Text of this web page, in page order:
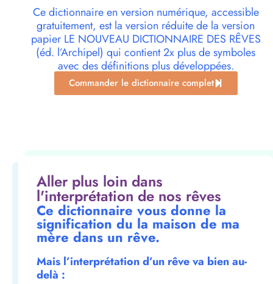
Ce dictionnaire en version numérique, accessible
gratuitement, est la version réduite de la version
papier LE NOUVEAU DICTIONNAIRE DES RÊVES
(éd. l’Archipel) qui contient 2x plus de symboles
avec des définitions plus développées.
Commander le dictionnaire complet
Aller plus loin dans
l'interprétation de nos rêves
Ce dictionnaire vous donne la
signification du la maison de ma
mère dans un rêve.
Mais l’interprétation d’un rêve va bien au-
delà :